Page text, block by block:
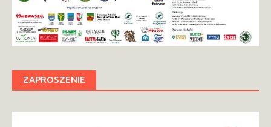
ZAPROSZENIE